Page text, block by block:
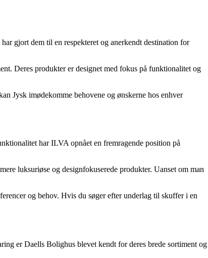
gjort dem til en respekteret og anerkendt destination for
Deres produkter er designet med fokus på funktionalitet og
Jysk imødekomme behovene og ønskerne hos enhver
har ILVA opnået en fremragende position på
luksuriøse og designfokuserede produkter. Uanset om man
og behov. Hvis du søger efter underlag til skuffer i en
er Daells Bolighus blevet kendt for deres brede sortiment og